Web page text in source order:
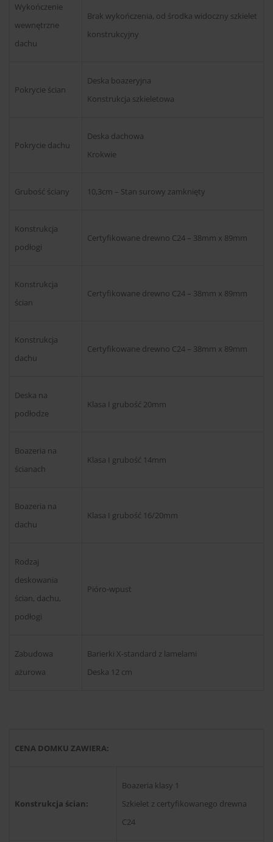
Wykończenie
wewnętrzne
dachu
Brak wykończenia, od środka widoczny szkielet
konstrukcyjny
Pokrycie ścian
Deska boazeryjna
Konstrukcja szkieletowa
Pokrycie dachu
Deska dachowa
Krokwie
Grubość ściany 10,3cm – Stan surowy zamknięty
Konstrukcja
podłogi
Certyfikowane drewno C24 – 38mm x 89mm
Konstrukcja
ścian
Certyfikowane drewno C24 – 38mm x 89mm
Konstrukcja
dachu
Certyfikowane drewno C24 – 38mm x 89mm
Deska na
podłodze
Klasa I grubość 20mm
Boazeria na
ścianach
Klasa I grubość 14mm
Boazeria na
dachu
Klasa I grubość 16/20mm
Rodzaj
deskowania
ścian, dachu,
podłogi
Pióro-wpust
Zabudowa
ażurowa
Barierki X-standard z lamelami
Deska 12 cm
CENA DOMKU ZAWIERA:
Konstrukcja ścian:
Boazeria klasy 1
Szkielet z certyfikowanego drewna
C24